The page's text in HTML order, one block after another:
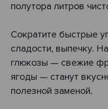
полутора литров
Сократите быстрые
сладости, выпечку.
глюкозы — свежие
ягоды — станут
полезной заменой.